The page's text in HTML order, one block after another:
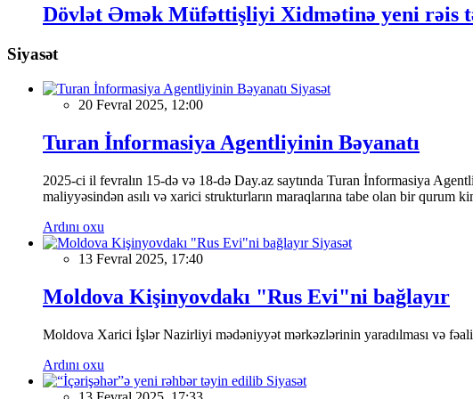
Dövlət Əmək Müfəttişliyi Xidmətinə yeni rəis
Siyasət
Siyasət
20 Fevral 2025, 12:00
Turan İnformasiya Agentliyinin Bəyanatı
2025-ci il fevralın 15-də və 18-də Day.az saytında Turan İnformasiya
maliyyəsindən asılı və xarici strukturların maraqlarına tabe olan bir qurum
Ardını oxu
Siyasət
13 Fevral 2025, 17:40
Moldova Kişinyovdakı "Rus Evi"ni bağlayır
Moldova Xarici İşlər Nazirliyi mədəniyyət mərkəzlərinin yaradılması və
Ardını oxu
Siyasət